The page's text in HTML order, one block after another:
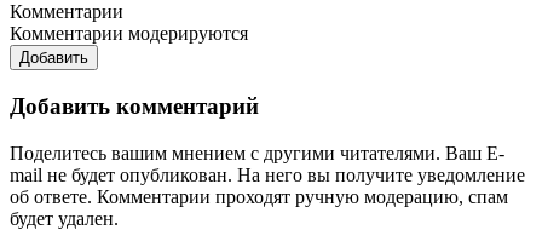
Комментарии
Комментарии модерируются
Добавить
Добавить комментарий
Поделитесь вашим мнением с другими читателями. Ваш E-
mail не будет опубликован. На него вы получите уведомление
об ответе. Комментарии проходят ручную модерацию, спам
будет удален.